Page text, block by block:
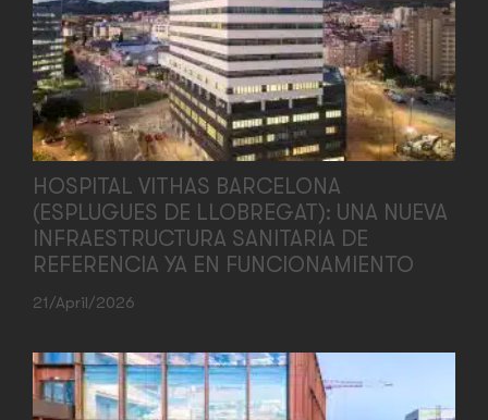
HOSPITAL VITHAS BARCELONA
(ESPLUGUES DE LLOBREGAT): UNA NUEVA
INFRAESTRUCTURA SANITARIA DE
REFERENCIA YA EN FUNCIONAMIENTO
21/April/2026